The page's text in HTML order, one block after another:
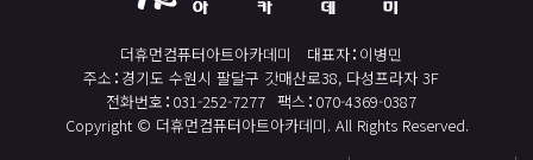
더휴먼컴퓨터아트아카데미 대표자 이병민
주소 경기도 수원시 팔달구 갓매산로38, 다성프라자 3F
전화번호 031-252-7277 팩스 070-4369-0387
Copyright © 더휴먼컴퓨터아트아카데미. All Rights Reserved.
일러스트 자격증 취득과정(GTQi 1급)
전산회계 1급 / FAT 1급 자격증 취득과정
전산세무 2급 / TAT 2급 자격증 취득과정